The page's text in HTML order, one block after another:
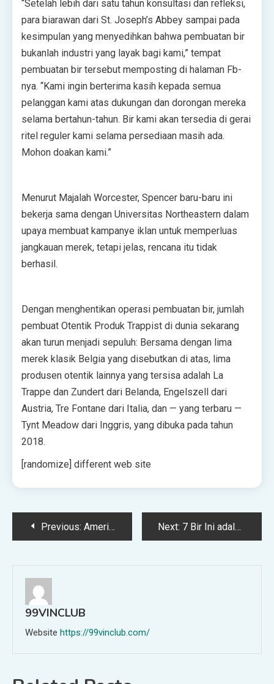
“Setelah lebih dari satu tahun konsultasi dan refleksi,
para biarawan dari St. Joseph’s Abbey sampai pada
kesimpulan yang menyedihkan bahwa pembuatan bir
bukanlah industri yang layak bagi kami,” tempat
pembuatan bir tersebut memposting di halaman Fb-
nya. “Kami ingin berterima kasih kepada semua
pelanggan kami atas dukungan dan dorongan mereka
selama bertahun-tahun. Bir kami akan tersedia di gerai
ritel reguler kami selama persediaan masih ada.
Mohon doakan kami.”
Menurut Majalah Worcester, Spencer baru-baru ini
bekerja sama dengan Universitas Northeastern dalam
upaya membuat kampanye iklan untuk memperluas
jangkauan merek, tetapi jelas, rencana itu tidak
berhasil.
Dengan menghentikan operasi pembuatan bir, jumlah
pembuat Otentik Produk Trappist di dunia sekarang
akan turun menjadi sepuluh: Bersama dengan lima
merek klasik Belgia yang disebutkan di atas, lima
produsen otentik lainnya yang tersisa adalah La
Trappe dan Zundert dari Belanda, Engelszell dari
Austria, Tre Fontane dari Italia, dan — yang terbaru —
Tynt Meadow dari Inggris, yang dibuka pada tahun
2018.
[randomize] different web site
PostPrevious: Amerika Akhirnya Mendapatkan Pabrik Bir Guinness Kedua dan Ya, Anda Dapat Mengunjungi Next: 7 Bir Ini adalah Pasangan Sempurna dengan Barbekyu dan Makanan Pendamping
99VINCLUB
Website https://99vinclub.com/